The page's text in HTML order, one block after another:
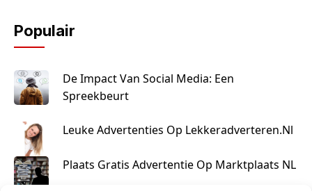
Populair
De Impact Van Social Media: Een
Spreekbeurt
Leuke Advertenties Op Lekkeradverteren.nl
Plaats Gratis Advertentie Op Marktplaats NL